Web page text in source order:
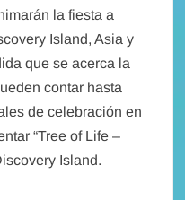
la fiesta a
Island, Asia y
que se acerca la
contar hasta
de celebración en
“Tree of Life –
Island.